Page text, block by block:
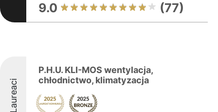
9.0 (77)
Laureaci
P.H.U. KLI-MOS wentylacja,
chłodnictwo, klimatyzacja